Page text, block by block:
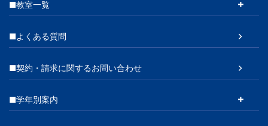
■教室一覧
■よくある質問
■契約・請求に関するお問い合わせ
■学年別案内